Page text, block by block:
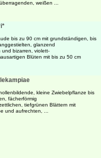
weißen ...
bis zu 90 cm mit grundständigen, bis
glanzend
bizarren, violett-
Blüten mit bis zu 50 cm
kleine Zwiebelpflanze bis
fächerförmig
tiefgrünen Blättern mit
und aufrechten, ...